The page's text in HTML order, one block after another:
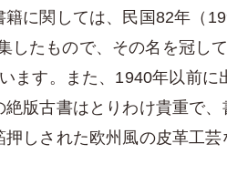
に関しては、民国82年（
したもので、その名を冠し
ます。また、1940年以前
版古書はとりわけ貴重で
しされた欧州風の皮革工